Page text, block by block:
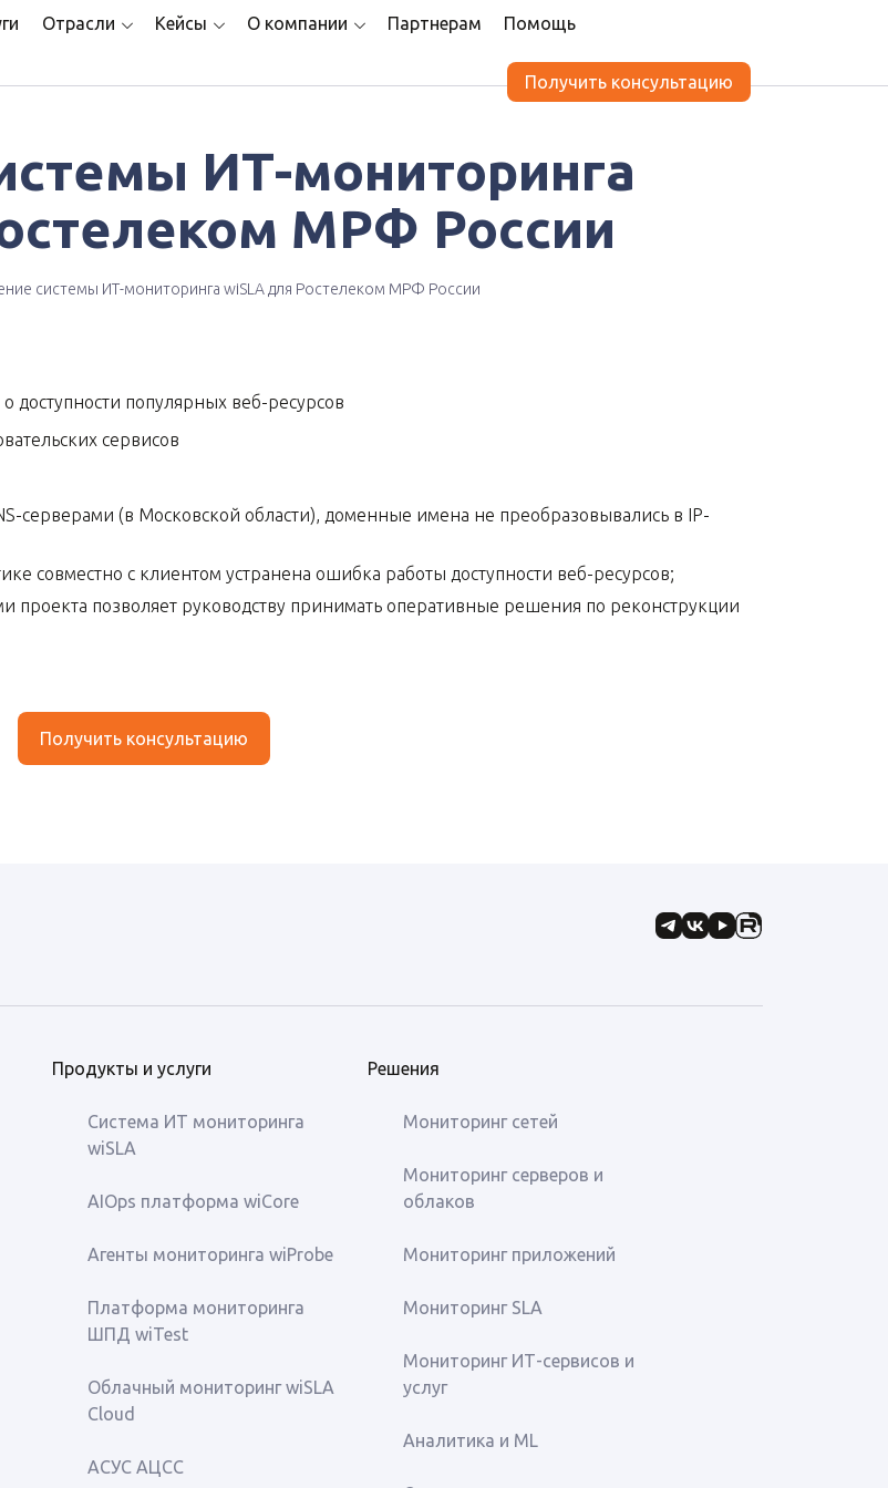
Отрасли Кейсы О компании Партнерам Помощь
Получить консультацию
ИТ-мониторинга
МРФ России
системы ИТ-мониторинга wiSLA для Ростелеком МРФ России
доступности популярных веб-ресурсов
сервисов
серверами (в Московской области), доменные имена не преобразовывались в IP-
совместно с клиентом устранена ошибка работы доступности веб-ресурсов;
проекта позволяет руководству принимать оперативные решения по реконструкции
Получить консультацию
Продукты и услуги
Система ИТ мониторинга
wiSLA
AIOps платформа wiCore
Агенты мониторинга wiProbe
Платформа мониторинга
ШПД wiTest
Облачный мониторинг wiSLA
Cloud
АСУС АЦСС
Решения
Мониторинг сетей
Мониторинг серверов и
облаков
Мониторинг приложений
Мониторинг SLA
Мониторинг ИТ-сервисов и
услуг
Аналитика и ML